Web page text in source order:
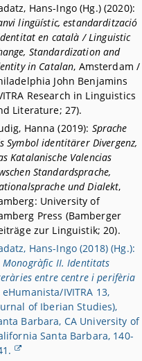
Hans-Ingo (Hg.) (2020):
lingüístic, estandardització
en català / Linguistic
Standardization and
in Catalan, Amsterdam /
John Benjamins
Research in Linguistics
Literature; 27).
Hanna (2019): Sprache
Symbol identitärer Divergenz,
Katalanische Valencias
Standardsprache,
und Dialekt,
University of
Press (Bamberger
zur Linguistik; 20).
Hans-Ingo (2018) (Hg.):
Monogràfic II. Identitats
entre centre i perifèria
eHumanista/IVITRA 13,
of Iberian Studies),
Barbara, CA University of
Santa Barbara, 140-